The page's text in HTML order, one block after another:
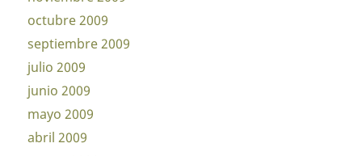
octubre 2009
septiembre 2009
julio 2009
junio 2009
mayo 2009
abril 2009